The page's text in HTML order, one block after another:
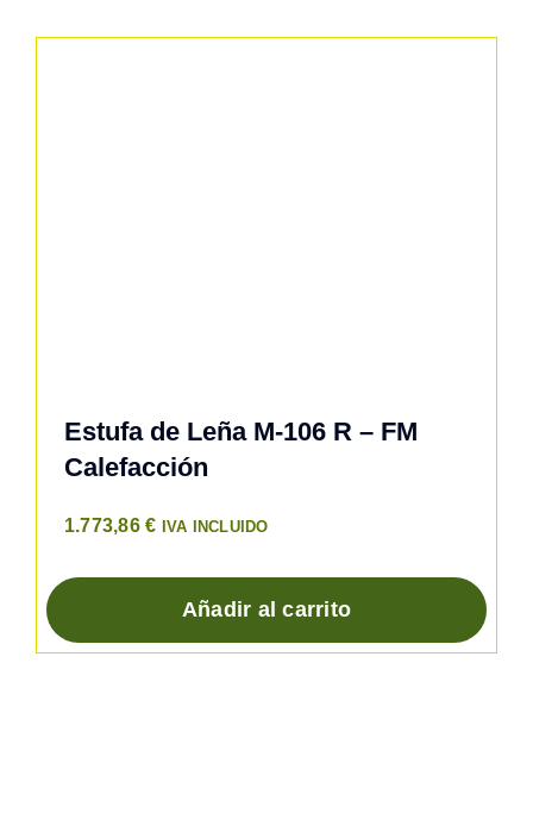
Estufa de Leña M-106 R – FM
Calefacción
1.773,86€ IVA INCLUIDO
Añadir al carrito